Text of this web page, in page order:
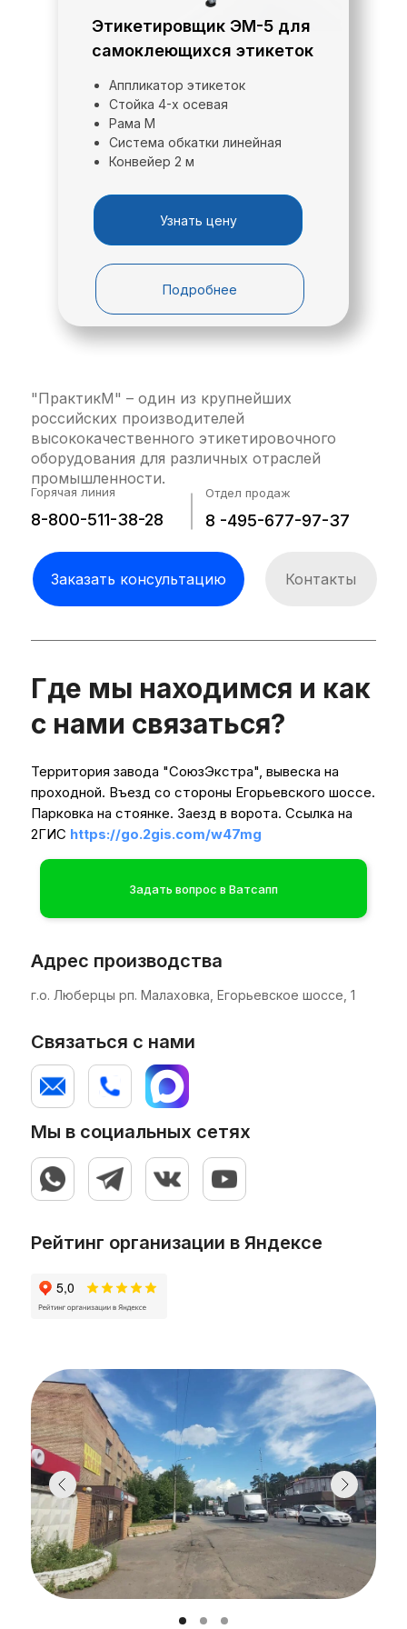
Системы регулировки положения
аппликатора (стойки) позволяют точно
позиционировать аппликационную головку
обеспечить качественное нанесение
Собственная конвейерная система
обеспечивает синхронизацию всех циклов
Обкатчик с пневмоприводом позволяет
качественное этикетирование конусной
тары или тары с углублением (выемкой) под
этикетку.
Делитель тары предназначен для
автоматического разделения потока и
исключает необходимость выдерживания
необходимого расстояния в 1,5 (полторы)
длины этикетки между тарой. Данный узел
может быть поставлен в составе машины,
или расположен в любом другом сегменте
конвейерной системы, предшествующей
этикеткировщику, например после
накопительного стола или блока розлива.
(этикеток, наклеек), производительность,
размеры этикетки.
Оставьте заявку или скачайте опросный
лист, заполните его, отправьте нам на
ofis@praktikm.ru
Этикетировщик ЭМ-5 для
самоклеющихся этикеток
Аппликатор этикеток
Стойка 4-х осевая
Рама М
Система обкатки линейная
Конвейер 2 м
Узнать цену
Подробнее
Заказать консультацию Контакты
"ПрактикМ" – один из крупнейших
российских производителей
высококачественного этикетировочного
оборудования для различных отраслей
промышленности.
Горячая линия Отдел продаж
8-800-511-38-28 8 -495-677-97-37
Территория завода "СоюзЭкстра", вывеска на
проходной. Въезд со стороны Егорьевского шоссе.
Парковка на стоянке. Заезд в ворота. Ссылка на
2ГИС https://go.2gis.com/w47mg
Где мы находимся и как
с нами связаться?
Мы в социальных сетях
Связаться с нами
Рейтинг организации в Яндексе
г.о. Люберцы рп. Малаховка, Егорьевское шоссе, 1
Адрес производства
Задать вопрос в Ватсапп